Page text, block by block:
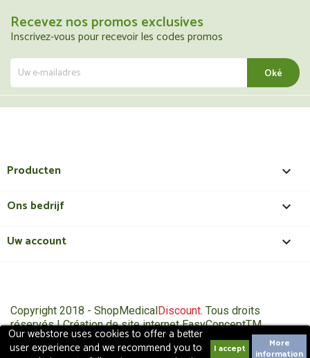
Our webstore uses cookies to offer a better
user experience and we recommend you to
More
information
Recevez nos promos exclusives
Inscrivez-vous pour recevoir les codes promos
Producten 
Ons bedrijf 
Uw account 
Copyright 2018 - ShopMedicalDiscount. Tous droits
réservés | Création de site internet EasyConceptTM